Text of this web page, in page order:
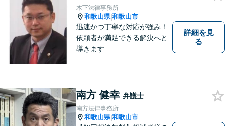
木下法律事務所
和歌山県|和歌山市
迅速かつ丁寧な対応が強み！
依頼者が満足できる解決へと
導きます
詳細を見
る
南方 健幸 弁護士
南方法律事務所
和歌山県|和歌山市